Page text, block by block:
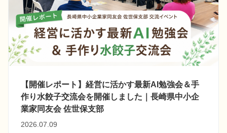
【開催レポート】経営に活かす最新AI勉強会＆手
作り水餃子交流会を開催しました｜長崎県中小企
業家同友会 佐世保支部
2026.07.09